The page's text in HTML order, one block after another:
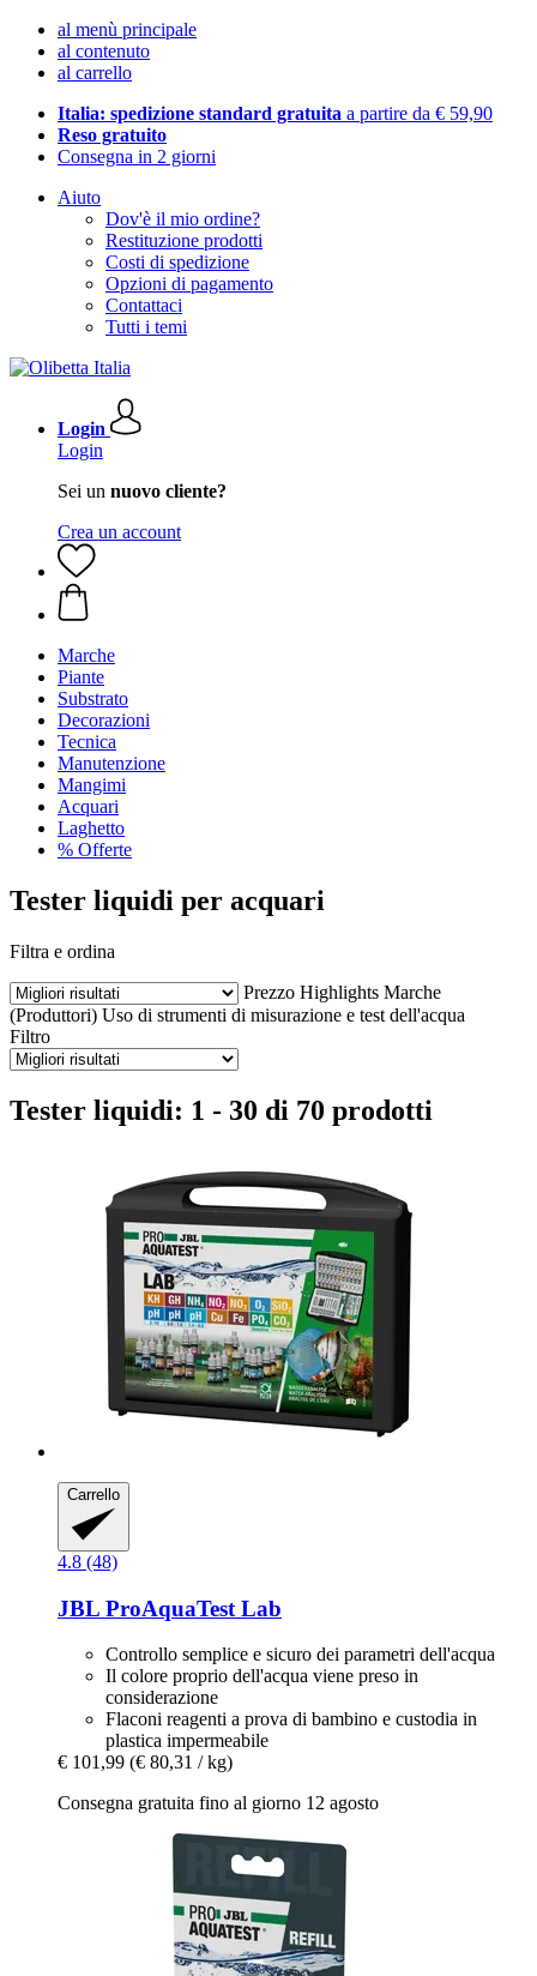
al menù principale
al contenuto
al carrello
Italia: spedizione standard gratuita a partire da € 59,90
Reso gratuito
Consegna in 2 giorni
Aiuto
Dov'è il mio ordine?
Restituzione prodotti
Costi di spedizione
Opzioni di pagamento
Contattaci
Tutti i temi
Login
Login
Sei un nuovo cliente?
Crea un account
Marche
Piante
Substrato
Decorazioni
Tecnica
Manutenzione
Mangimi
Acquari
Laghetto
% Offerte
Tester liquidi per acquari
Filtra e ordina
Prezzo Highlights Marche
(Produttori) Uso di strumenti di misurazione e test dell'acqua
Filtro
Tester liquidi: 1 - 30 di 70 prodotti
Carrello
4.8 (48)
JBL ProAquaTest Lab
Controllo semplice e sicuro dei parametri dell'acqua
Il colore proprio dell'acqua viene preso in
considerazione
Flaconi reagenti a prova di bambino e custodia in
plastica impermeabile
€ 101,99 (€ 80,31 / kg)
Consegna gratuita fino al giorno 12 agosto